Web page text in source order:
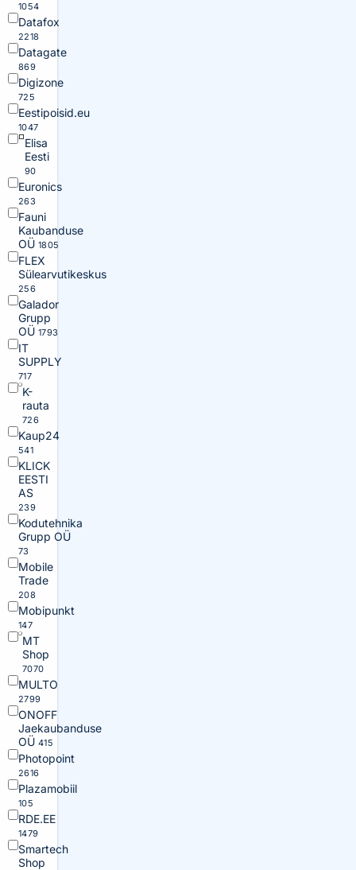
1054
Datafox
2218
Datagate
869
Digizone
725
Eestipoisid.eu
1047
Elisa
Eesti
90
Euronics
263
Fauni
Kaubanduse
OÜ 1805
FLEX
Sülearvutikeskus
256
Galador
Grupp
OÜ 1793
IT
SUPPLY
717
K-
rauta
726
Kaup24
541
KLICK
EESTI
AS
239
Kodutehnika
Grupp OÜ
73
Mobile
Trade
208
Mobipunkt
147
MT
Shop
7070
MULTO
2799
ONOFF
Jaekaubanduse
OÜ 415
Photopoint
2616
Plazamobiil
105
RDE.EE
1479
Smartech
Shop